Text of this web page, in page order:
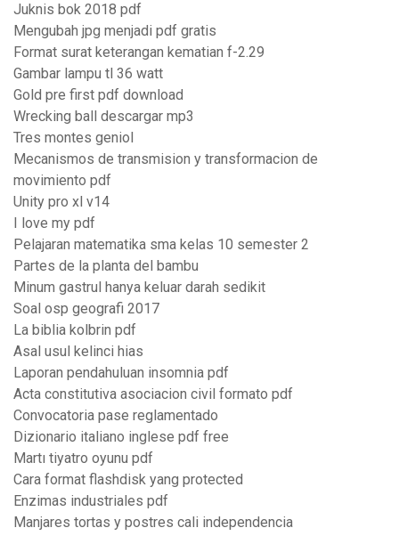
Juknis bok 2018 pdf
Mengubah jpg menjadi pdf gratis
Format surat keterangan kematian f-2.29
Gambar lampu tl 36 watt
Gold pre first pdf download
Wrecking ball descargar mp3
Tres montes geniol
Mecanismos de transmision y transformacion de
movimiento pdf
Unity pro xl v14
I love my pdf
Pelajaran matematika sma kelas 10 semester 2
Partes de la planta del bambu
Minum gastrul hanya keluar darah sedikit
Soal osp geografi 2017
La biblia kolbrin pdf
Asal usul kelinci hias
Laporan pendahuluan insomnia pdf
Acta constitutiva asociacion civil formato pdf
Convocatoria pase reglamentado
Dizionario italiano inglese pdf free
Martı tiyatro oyunu pdf
Cara format flashdisk yang protected
Enzimas industriales pdf
Manjares tortas y postres cali independencia